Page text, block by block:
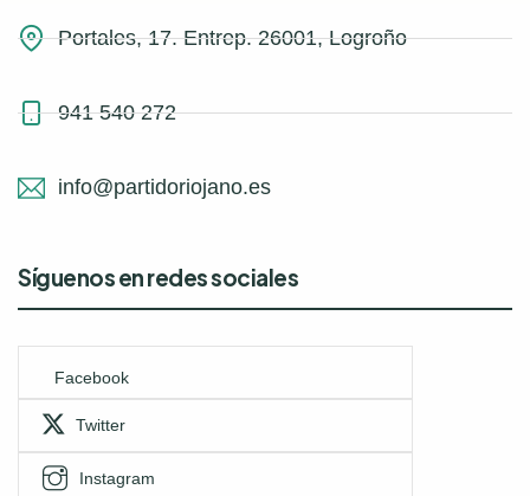
Portales, 17. Entrep. 26001, Logroño
941 540 272
info@partidoriojano.es
Síguenos en redes sociales
Facebook
Twitter
Instagram